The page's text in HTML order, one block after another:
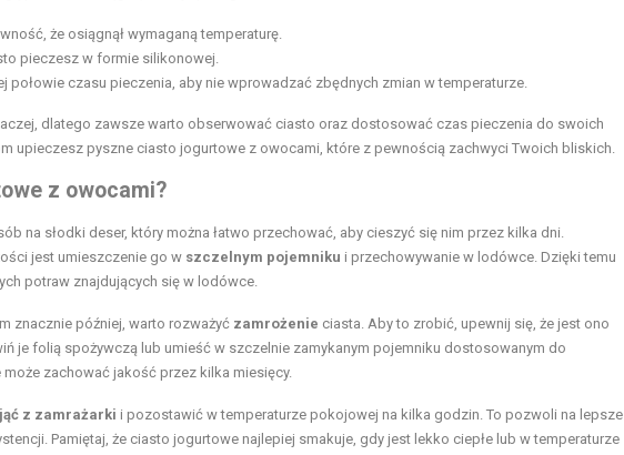
że osiągnął wymaganą temperaturę.
pieczesz w formie silikonowej.
czasu pieczenia, aby nie wprowadzać zbędnych zmian w temperaturze.
dlatego zawsze warto obserwować ciasto oraz dostosować czas pieczenia do swoich
upieczesz pyszne ciasto jogurtowe z owocami, które z pewnością zachwyci Twoich bliskich.
z owocami?
na słodki deser, który można łatwo przechować, aby cieszyć się nim przez kilka dni.
jest umieszczenie go w szczelnym pojemniku i przechowywanie w lodówce. Dzięki temu
potraw znajdujących się w lodówce.
znacznie później, warto rozważyć zamrożenie ciasta. Aby to zrobić, upewnij się, że jest ono
je folią spożywczą lub umieść w szczelnie zamykanym pojemniku dostosowanym do
zachować jakość przez kilka miesięcy.
z zamrażarki i pozostawić w temperaturze pokojowej na kilka godzin. To pozwoli na lepsze
Pamiętaj, że ciasto jogurtowe najlepiej smakuje, gdy jest lekko ciepłe lub w temperaturze